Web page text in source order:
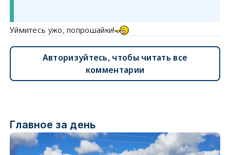
Уймитесь ужо, попрошайки!
Авторизуйтесь, чтобы читать все
комментарии
Главное за день